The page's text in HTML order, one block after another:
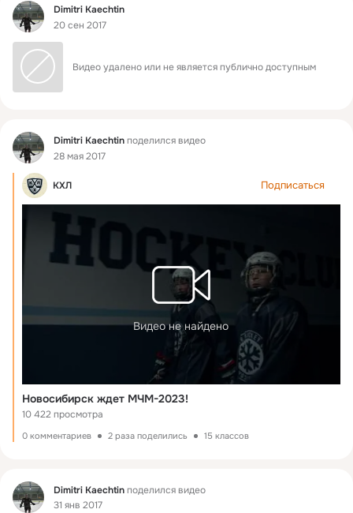
Фид
Dimitri Kaechtin
20 сен 2017
Видео удалено или не является публично доступным
Фид Dimitri Kaechtinподелился видео
28 мая 2017
КХЛ Подписаться
Видео не найдено
Новосибирск ждет МЧМ-2023!
10 422 просмотра
0 комментариев 2 раза поделились 15 классов
Фид Dimitri Kaechtinподелился видео
31 янв 2017